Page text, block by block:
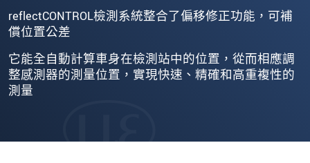
reflectCONTROL檢測系統整合了偏移修正功能，可補
償位置公差
它能全自動計算車身在檢測站中的位置，從而相應調
整感測器的測量位置，實現快速、精確和高重複性的
測量